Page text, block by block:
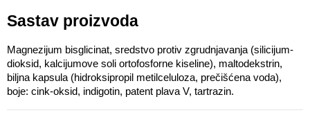
Sastav proizvoda
Magnezijum bisglicinat, sredstvo protiv zgrudnjavanja (silicijum-
dioksid, kalcijumove soli ortofosforne kiseline), maltodekstrin,
biljna kapsula (hidroksipropil metilceluloza, prečišćena voda),
boje: cink-oksid, indigotin, patent plava V, tartrazin.